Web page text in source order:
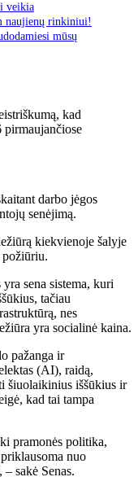
veikia
naujienų rinkiniui!
mūsų
kad
pirmaujančiose
darbo jėgos
senėjimą.
kiekvienoje šalyje
požiūriu.
sena sistema, kuri
tačiau
nes
yra socialinė kaina.
pažanga ir
(AI), raidą,
šiuolaikinius iššūkius ir
kad tai tampa
pramonės politika,
nuo
sakė Senas.